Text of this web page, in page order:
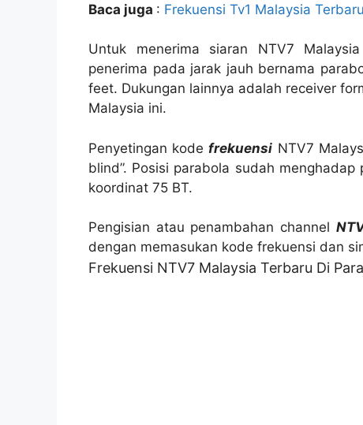
Baca juga : Frekuensi Tv1 Malaysia
Untuk menerima siaran NTV7
penerima pada jarak jauh bernama
feet. Dukungan lainnya adalah receiver
Malaysia ini.
Penyetingan kodefrekuensi NTV7
blind”. Posisi parabola sudah
koordinat 75 BT.
Pengisian atau penambahan channel
dengan memasukan kode frekuensi dan
Frekuensi NTV7 Malaysia Terbaru Di